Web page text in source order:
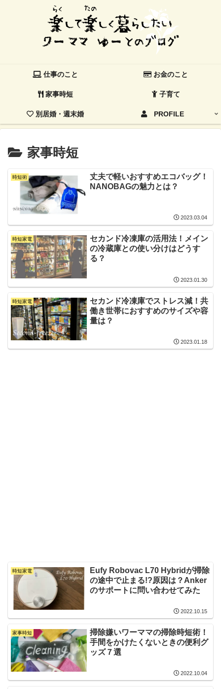
仕事のこと お金のこと
家事時短 子育て
別居婚・週末婚 PROFILE
家事時短
時短術
丈夫で軽いおすすめエコバッグ！
NANOBAGの魅力とは？
2023.03.04
時短家電
セカンド冷凍庫の活用法！メイン
の冷蔵庫との使い分けはどうす
る？
2023.01.30
時短家電
セカンド冷凍庫でストレス減！共
働き世帯におすすめのサイズや容
量は？
2023.01.18
時短家電
Eufy Robovac L70 Hybridが掃除
の途中で止まる!?原因は？Anker
のサポートに問い合わせてみた
2022.10.15
家事時短
掃除嫌いワーママの掃除時短術！
手間をかけたくないときの便利グ
ッズ７選
2022.10.04